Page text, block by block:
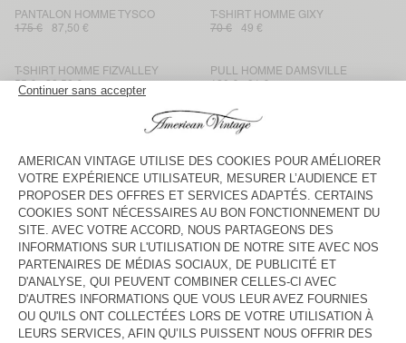
PANTALON HOMME TYSCO
175 €
87,50 €
T-SHIRT HOMME GIXY
70 €
49 €
T-SHIRT HOMME FIZVALLEY
55 €
38,50 €
PULL HOMME DAMSVILLE
130 €
91 €
MANTEAU HOMME HOKTOWN
TOP HOMME LYCAZ
VESTE HOMME GREZBAY
185 €
92,50 €
SWEAT HOMME ATUBAY
115 €
57,50 €
VESTE HOMME HOKTOWN
175 €
122,50 €
SWEAT HOMME BOBYPARK
135 €
94,50 €
T-SHIRT HOMME BYSAPICK
50 €
35 €
T-SHIRT HOMME FIZVALLEY
55 €
38,50 €